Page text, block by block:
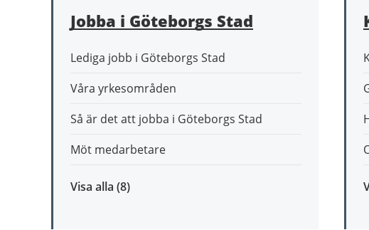
Jobba i Göteborgs Stad
Lediga jobb i Göteborgs Stad
Våra yrkesområden
Så är det att jobba i Göteborgs Stad
Möt medarbetare
Visa alla inom
(8)